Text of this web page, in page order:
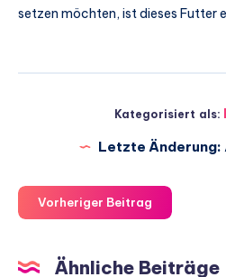
setzen möchten, ist dieses Futter
Kategorisiert als:
Letzte Änderung:
Vorheriger Beitrag
Ähnliche Beiträge